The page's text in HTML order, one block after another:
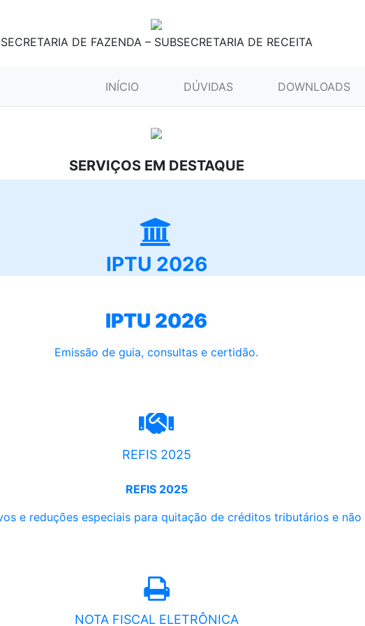
SECRETARIA DE FAZENDA – SUBSECRETARIA DE RECEITA
INÍCIO (CURRENT)DÚVIDAS DOWNLOADS
SERVIÇOS EM DESTAQUE
IPTU 2026
IPTU 2026
Emissão de guia, consultas e certidão.
REFIS 2025
REFIS 2025
e reduções especiais para quitação de créditos tributários e
NOTA FISCAL ELETRÔNICA